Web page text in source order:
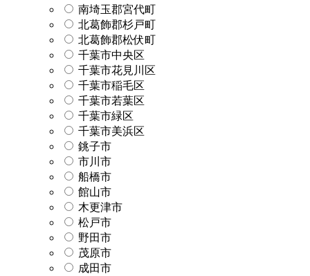
南埼玉郡宮代町
北葛飾郡杉戸町
北葛飾郡松伏町
千葉市中央区
千葉市花見川区
千葉市稲毛区
千葉市若葉区
千葉市緑区
千葉市美浜区
銚子市
市川市
船橋市
館山市
木更津市
松戸市
野田市
茂原市
成田市